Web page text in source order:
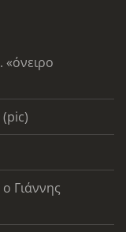
«όνειρο
(pic)
Γιάννης